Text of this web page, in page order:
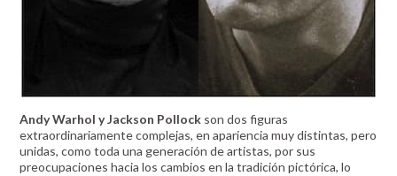
Andy Warhol y Jackson Pollock son dos figuras
extraordinariamente complejas, en apariencia muy distintas, pero
unidas, como toda una generación de artistas, por sus
preocupaciones hacia los cambios en la tradición pictórica, lo